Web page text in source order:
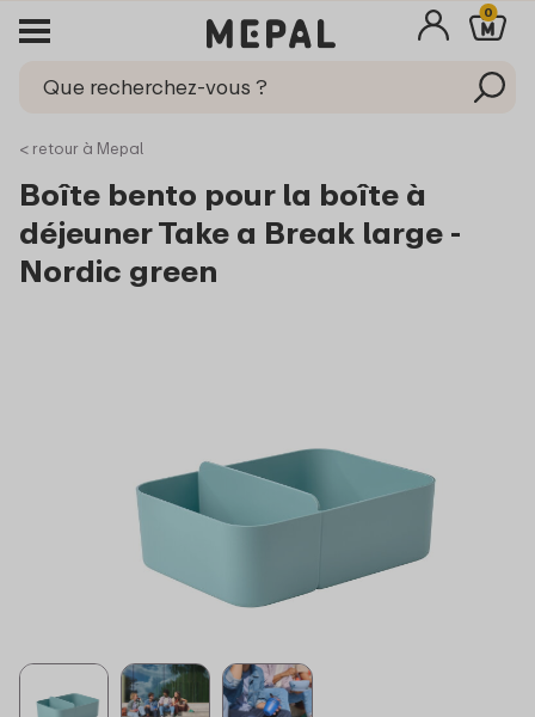
0
< retour à Mepal
Boîte bento pour la boîte à
déjeuner Take a Break large -
Nordic green